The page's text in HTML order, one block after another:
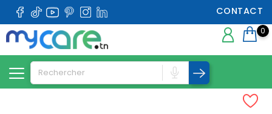
CONTACT
0